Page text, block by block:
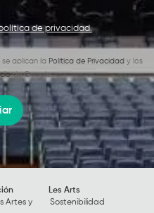
de privacidad.
se aplican la Política de Privacidad y los
de Google.
Artes y
Les Arts
Sostenibilidad